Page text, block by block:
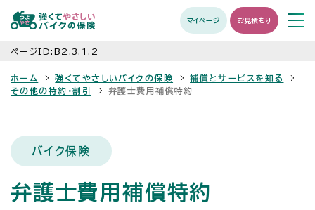
マイページ お見積もり
メニュ
開く
ページID:B2.3.1.2
ホーム 強くてやさしいバイクの保険
補償とサービスを知る
その他の特約・割引
弁護士費用補償特約
バイク保険
弁護士費用補償特約